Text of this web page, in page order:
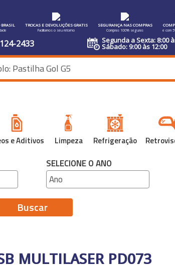
TROCAS E DEVOLUÇÕES GRATIS
Facilitamos o seu retorno
SEGURANÇA NAS COMPRAS
Compras 100% seguras e com
2433 Segunda a Sexta: 8:00
Sábado: 9:00 às 12:00
e Aditivos Limpeza Refrigeração
SELECIONE O ANO
Buscar
MULTILASER PD073